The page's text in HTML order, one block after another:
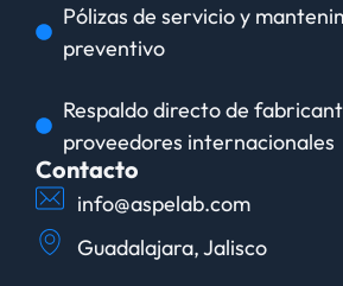
Pólizas de servicio y
preventivo
Respaldo directo de
proveedores internacionales
Contacto
info@aspelab.com
Guadalajara, Jalisco